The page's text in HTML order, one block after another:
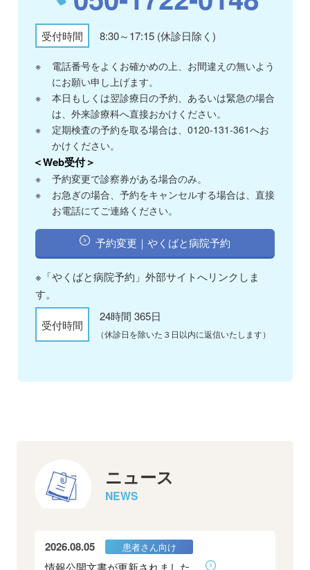
受付時間 8:30～17:15 (休診日除く)
※
電話番号をよくお確かめの上、お間違えの無いよう
にお願い申し上げます。
※
本日もしくは翌診療日の予約、あるいは緊急の場合
は、外来診療科へ直接おかけください。
※
定期検査の予約を取る場合は、0120-131-361へお
かけください。
＜Web受付＞
※
予約変更で診察券がある場合のみ。
※
お急ぎの場合、予約をキャンセルする場合は、直接
お電話にてご連絡ください。
予約変更｜やくばと病院予約
※ 「やくばと病院予約」外部サイトへリンクしま
す。
受付時間
24時間 365日
（休診日を除いた３日以内に返信いたします）
ニュース
NEWS
2026.08.05 患者さん向け